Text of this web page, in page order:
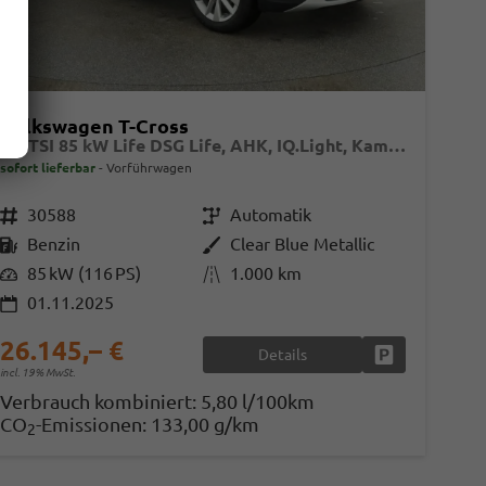
Volkswagen T-Cross
1.0 TSI 85 kW Life DSG Life, AHK, IQ.Light, Kamera, ACC, Side, Winter, 17-Zoll
sofort lieferbar Vorführwagen
Fahrzeugnr. 30588 GetriebeAutomatik
Kraftstoff Benzin AußenfarbeClear Blue Metallic
Leistung 85 kW (116 PS) Kilometerstand 1.000 km
01.11.2025
26.145,– €
incl. 19% MwSt.
Details
Verbrauch kombiniert: 5,80 l/100km
CO2-Emissionen: 133,00 g/km